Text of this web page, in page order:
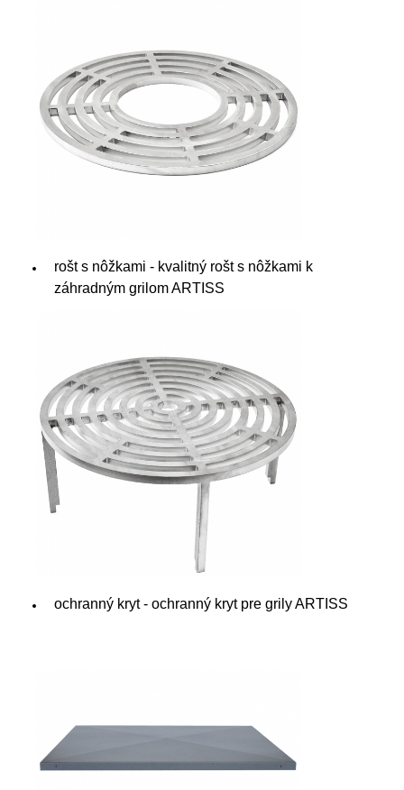
rošt s nôžkami - kvalitný rošt s nôžkami k
záhradným grilom ARTISS
ochranný kryt - ochranný kryt pre grily ARTISS